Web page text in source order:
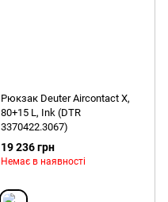
Рюкзак Deuter Aircontact X,
80+15 L, Ink (DTR
3370422.3067)
19 236 грн
Немає в наявності